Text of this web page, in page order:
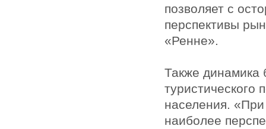
позволяет с
перспективы
«Ренне».
Также динамика
туристического
населения.
наиболее